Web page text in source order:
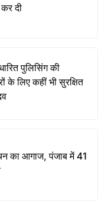
दी
पुलिसिंग की
के लिए कहीं भी सुरक्षित
का आगाज, पंजाब में 41